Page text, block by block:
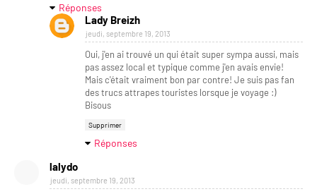
Réponses
Lady Breizh
jeudi, septembre 19, 2013
Oui, j'en ai trouvé un qui était super sympa aussi, mais
pas assez local et typique comme j'en avais envie!
Mais c'était vraiment bon par contre! Je suis pas fan
des trucs attrapes touristes lorsque je voyage :)
Bisous
Supprimer
Réponses
lalydo
jeudi, septembre 19, 2013